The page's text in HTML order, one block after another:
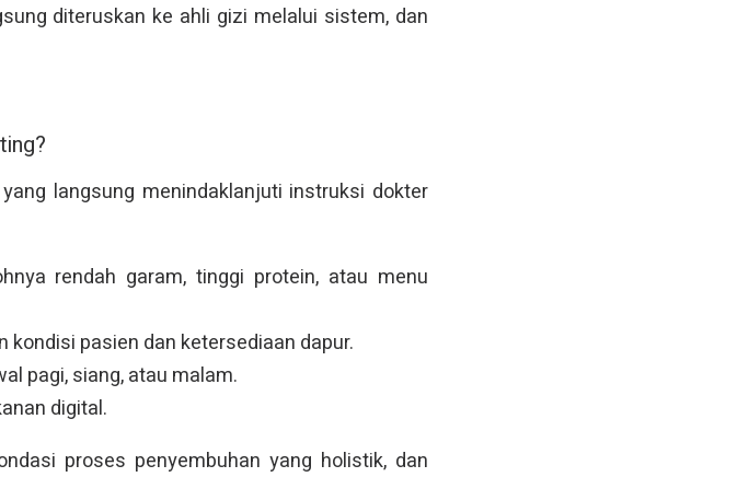
diteruskan ke ahli gizi melalui sistem, dan
langsung menindaklanjuti instruksi dokter
rendah garam, tinggi protein, atau menu
kondisi pasien dan ketersediaan dapur.
pagi, siang, atau malam.
digital.
proses penyembuhan yang holistik, dan